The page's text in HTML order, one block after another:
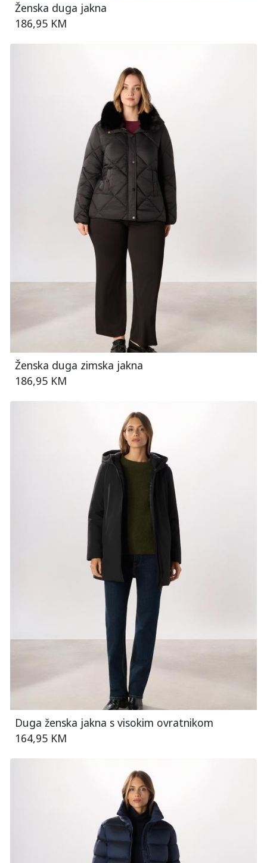
Ženska duga jakna
186,95 KM
Ženska duga zimska jakna
186,95 KM
Duga ženska jakna s visokim ovratnikom
164,95 KM